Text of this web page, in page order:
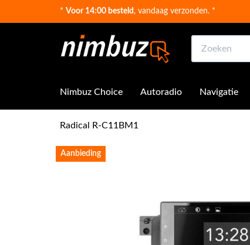
* Voor 14:00 besteld, vandaag verzonden. *
Nimbuz Choice Autoradio Navigatie
Radical R-C11BM1
Aanbieding